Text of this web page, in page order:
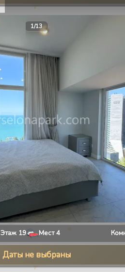
1/13
Этаж 19 Мест4
Даты не выбраны